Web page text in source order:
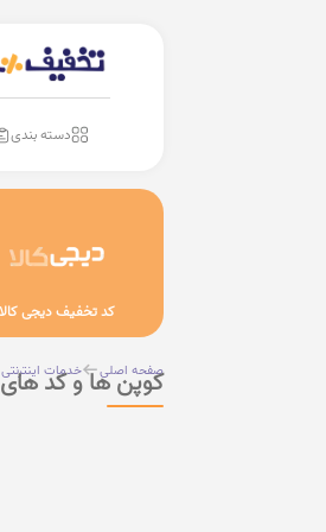
دسته بندی
کد تخفیف دیجی کالا
صفحه اصلی خدمات اینترنتیکوپن ها و کد